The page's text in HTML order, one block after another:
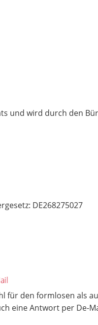
und wird durch den
DE268275027
für den formlosen als
eine Antwort per De-